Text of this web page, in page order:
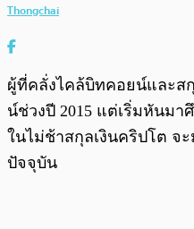
Thongchai
ผู้ที่คลั่งไคล้บิทคอยน์และส
น์ช่วงปี 2015 แต่เริ่มหันมา
ในไม่ช้าสกุลเงินคริปโต จ
ปัจจุบัน